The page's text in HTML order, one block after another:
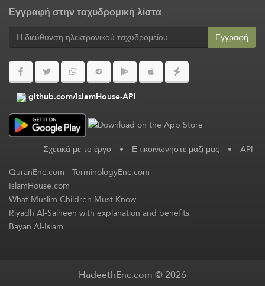
Εγγραφή στην ταχυδρομική λίστα
Εγγραφή
github.com/IslamHouse-API
Σχετικά με το έργο • Επικοινωνήστε μαζί μας • API
QuranEnc.com-TerminologyEnc.com
IslamHouse.com
What Muslim Children Must Know
Riyadh Al-Salheen with explanation and benefits
Bayan Al-Islam
HadeethEnc.com © 2026